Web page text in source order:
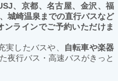
、京都、名古屋、金沢、福
城崎温泉までの直行バスなど
ラインでご予約いただけま
実したバスや、
自転車や楽器
夜行バス・高速バスがきっと